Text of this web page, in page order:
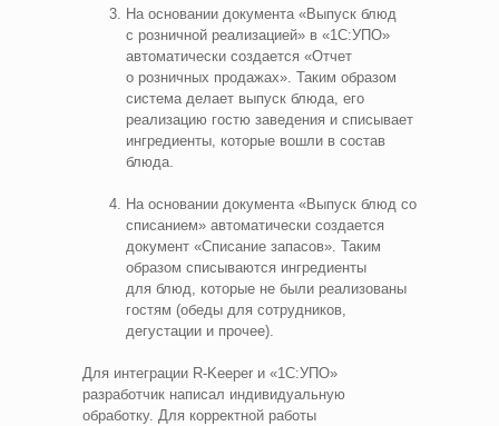
На основании документа «Выпуск блюд
с розничной реализацией» в «1С:УПО»
автоматически создается «Отчет
о розничных продажах». Таким образом
система делает выпуск блюда, его
реализацию гостю заведения и списывает
ингредиенты, которые вошли в состав
блюда.
На основании документа «Выпуск блюд со
списанием» автоматически создается
документ «Списание запасов». Таким
образом списываются ингредиенты
для блюд, которые не были реализованы
гостям (обеды для сотрудников,
дегустации и прочее).
Для интеграции R‑Keeper и «1С:УПО»
разработчик написал индивидуальную
обработку. Для корректной работы